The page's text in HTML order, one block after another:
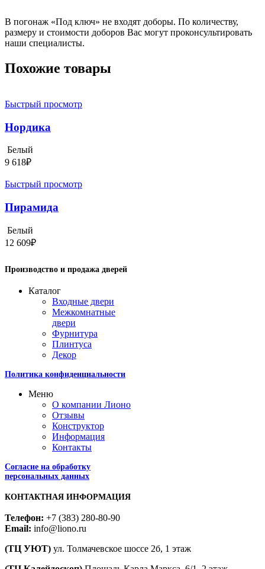
В погонаж «Под ключ» не входят доборы. По количеству,
размеру и стоимости доборов Вас могут проконсультировать
наши специалисты.
Похожие товары
Быстрый просмотр
Нордика
Белый
9 618₽
Быстрый просмотр
Пирамида
Белый
12 609₽
Производство и продажа дверей
Каталог
Входные двери
Межкомнатные
двери
Фурнитура
Плинтуса
Декор
Политика конфиденциальности
Меню
О компании Лионо
Отзывы
Конструктор
Информация
Контакты
Согласие на обработку
персональных данных
КОНТАКТНАЯ ИНФОРМАЦИЯ
Телефон: +7 (383) 280-80-90
Email: info@liono.ru
(ТЦ УЮТ) ул. Толмачевское шоссе 2б, 1 этаж